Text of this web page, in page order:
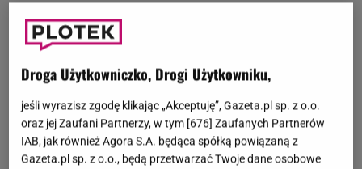
Droga Użytkowniczko, Drogi Użytkowniku,
jeśli wyrazisz zgodę klikając „Akceptuję”, Gazeta.pl sp. z o.o.
oraz jej Zaufani Partnerzy, w tym [676] Zaufanych Partnerów
IAB, jak również Agora S.A. będąca spółką powiązaną z
Gazeta.pl sp. z o.o., będą przetwarzać Twoje dane osobowe